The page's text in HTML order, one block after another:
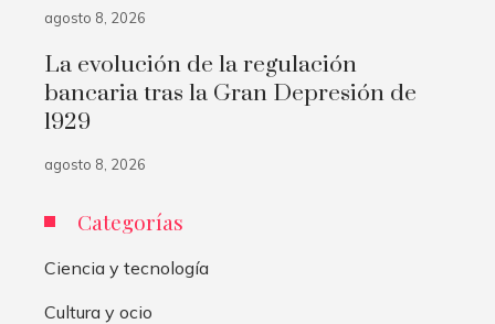
agosto 8, 2026
La evolución de la regulación
bancaria tras la Gran Depresión de
1929
agosto 8, 2026
Categorías
Ciencia y tecnología
Cultura y ocio